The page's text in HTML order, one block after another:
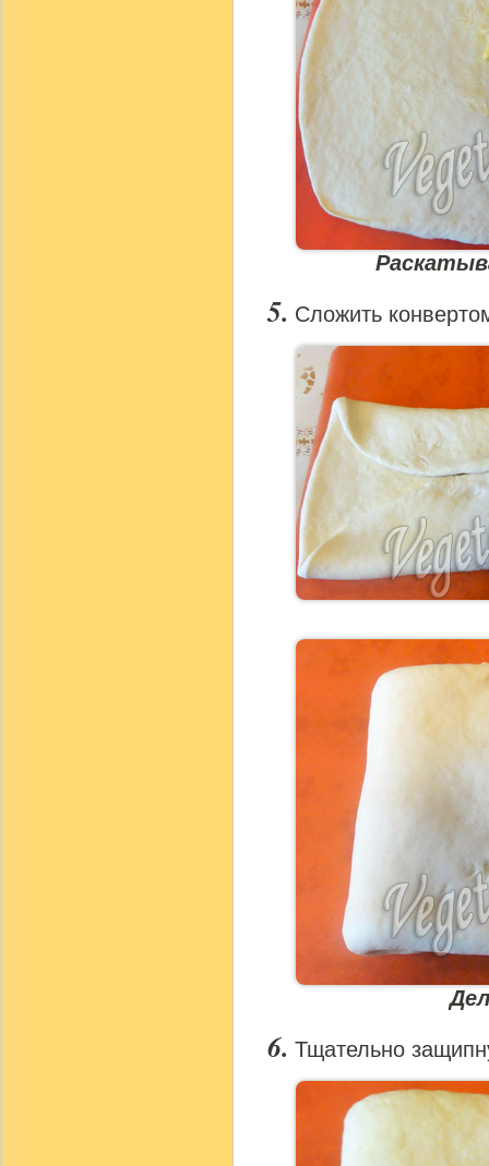
Сложить
Тщательно